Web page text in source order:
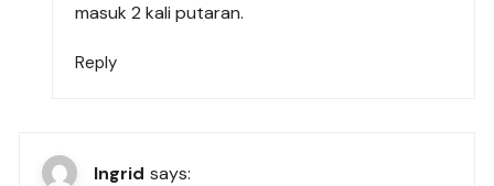
masuk 2 kali putaran.
Reply
Ingrid says: